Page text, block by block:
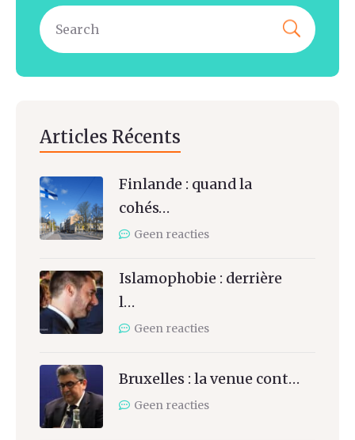
Articles Récents
Finlande : quand la
cohés…
Geen reacties
Islamophobie : derrière
l…
Geen reacties
Bruxelles : la venue cont…
Geen reacties